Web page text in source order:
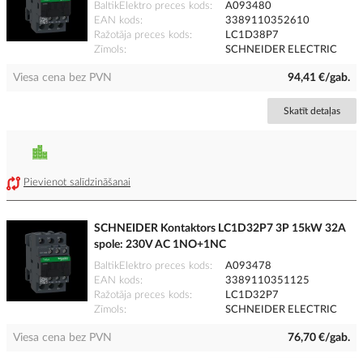
BaltikElektro preces kods
A093480
EAN kods
3389110352610
Ražotāja preces kods
LC1D38P7
Zīmols
SCHNEIDER ELECTRIC
Viesa cena bez PVN 94,41 €/gab.
Skatīt detaļas
Pievienot salīdzināšanai
SCHNEIDER Kontaktors LC1D32P7 3P 15kW 32A
spole: 230V AC 1NO+1NC
BaltikElektro preces kods
A093478
EAN kods
3389110351125
Ražotāja preces kods
LC1D32P7
Zīmols
SCHNEIDER ELECTRIC
Viesa cena bez PVN 76,70 €/gab.